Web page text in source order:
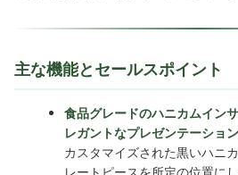
主な機能とセールスポイント
食品グレードのハニカムイン
レガントなプレゼンテーション
カスタマイズされた黒いハニ